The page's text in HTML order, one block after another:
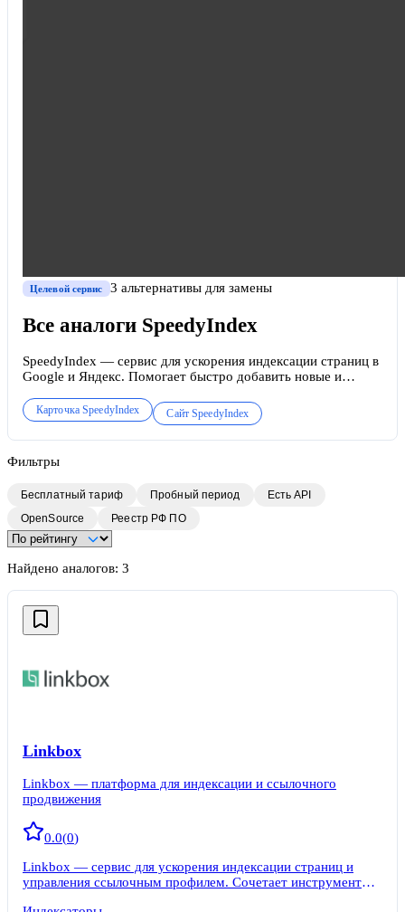
Целевой сервис 3 альтернативыдля замены
Все аналоги SpeedyIndex
SpeedyIndex — сервис для ускорения индексации страниц в
Google и Яндекс. Помогает быстро добавить новые и
важно для SEO.
КарточкаSpeedyIndex СайтSpeedyIndex
Фильтры
Бесплатный тариф Пробный период
Есть API
OpenSource
Реестр РФ ПО
Найдено аналогов: 3
Linkbox
Linkbox — платформа для индексации и ссылочного
продвижения
0.0(0)
Linkbox — сервис для ускорения индексации страниц и
управления ссылочным профилем. Сочетает инструменты